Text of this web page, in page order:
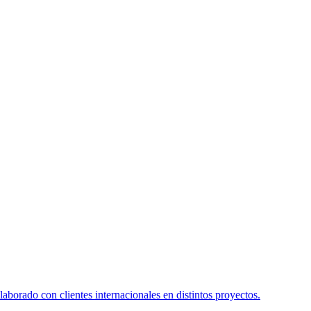
con clientes internacionales en distintos proyectos.